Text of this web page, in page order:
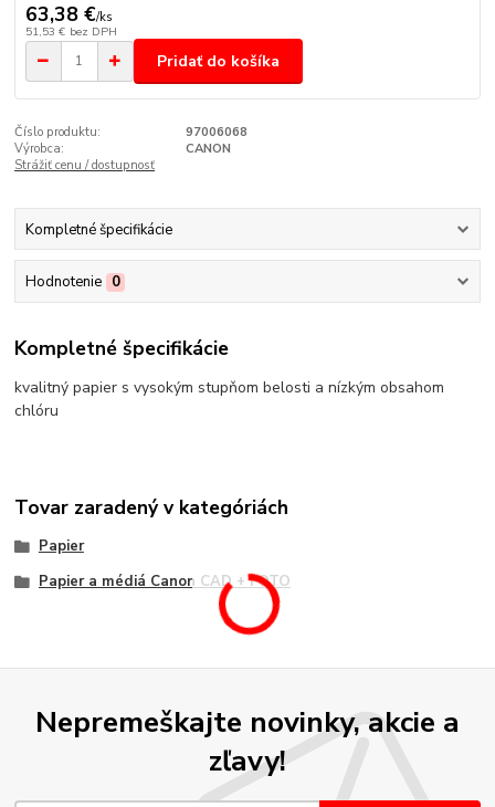
63,38 €/ks
51,53 € bez DPH
Pridať do košíka
Číslo produktu:
97006068
Výrobca:
CANON
Strážiť cenu / dostupnosť
Kompletné špecifikácie
Hodnotenie 0
Kompletné špecifikácie
kvalitný papier s vysokým stupňom belosti a nízkým obsahom
chlóru
Tovar zaradený v kategóriách
Papier
Papier a médiá Canon CAD + FOTO
Nepremeškajte novinky, akcie a
zľavy!